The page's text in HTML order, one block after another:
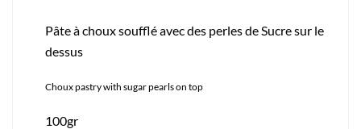
Pâte à choux soufflé avec des perles de Sucre sur le
dessus
Choux pastry with sugar pearls on top
100gr